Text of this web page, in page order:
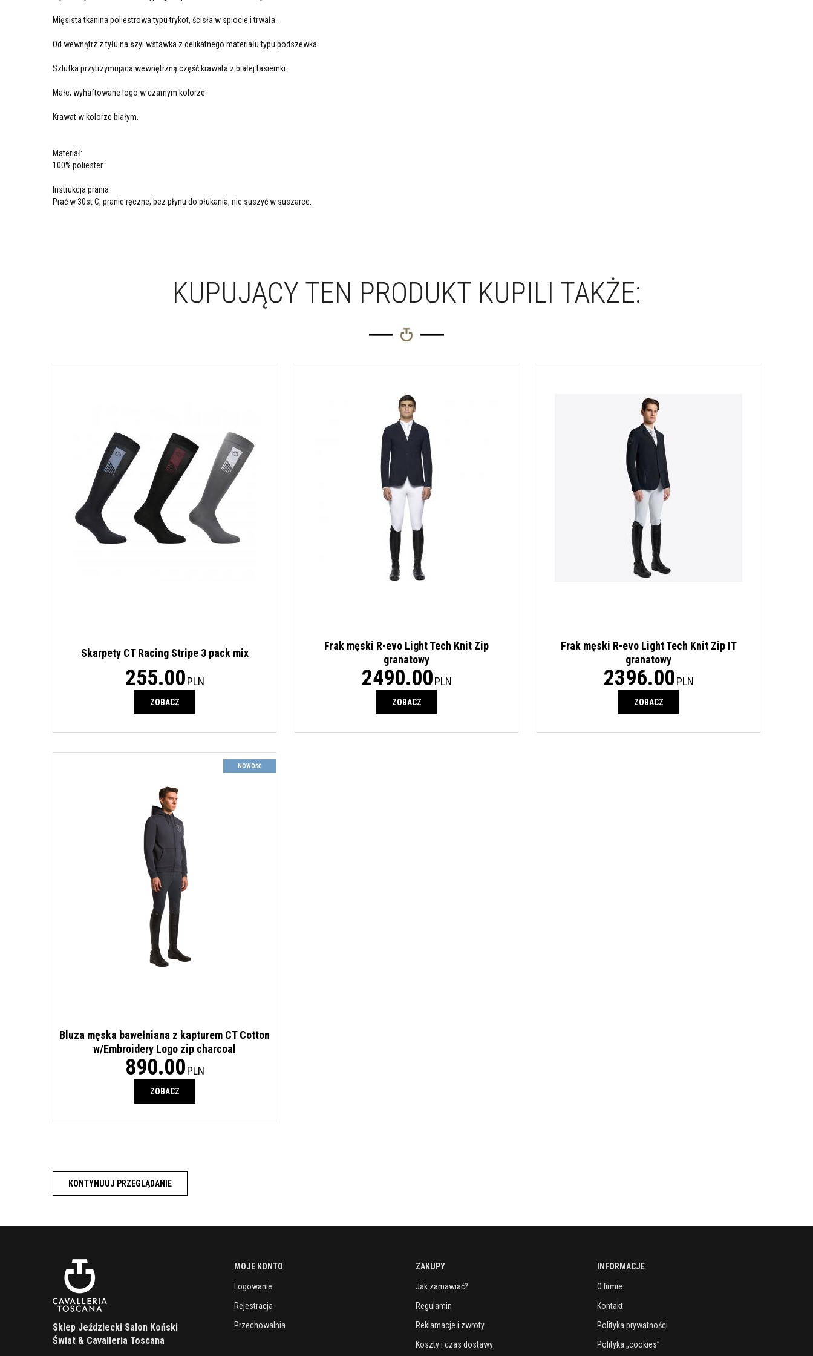
Mięsista tkanina poliestrowa typu trykot, ścisła w splocie i trwała.
Od wewnątrz z tyłu na szyi wstawka z delikatnego materiału typu podszewka.
Szlufka przytrzymująca wewnętrzną część krawata z białej tasiemki.
Małe, wyhaftowane logo w czarnym kolorze.
Krawat w kolorze białym.
Materiał:
100% poliester
Instrukcja prania
Prać w 30st C, pranie ręczne, bez płynu do płukania, nie suszyć w suszarce.
KUPUJĄCY TEN PRODUKT KUPILI TAKŻE:
Skarpety CT Racing Stripe 3 pack mix
255.00PLN
ZOBACZ
Frak męski R-evo Light Tech Knit Zip
granatowy
2490.00PLN
ZOBACZ
Frak męski R-evo Light Tech Knit Zip IT
granatowy
2396.00PLN
ZOBACZ
NOWOŚĆ
Bluza męska bawełniana z kapturem CT Cotton
w/Embroidery Logo zip charcoal
890.00PLN
ZOBACZ
KONTYNUUJ PRZEGLĄDANIE
Sklep Jeździecki Salon Koński
Świat & Cavalleria Toscana
MOJE KONTO
Logowanie
Rejestracja
Przechowalnia
ZAKUPY
Jak zamawiać?
Regulamin
Reklamacje i zwroty
Koszty i czas dostawy
INFORMACJE
O firmie
Kontakt
Polityka prywatności
Polityka „cookies”